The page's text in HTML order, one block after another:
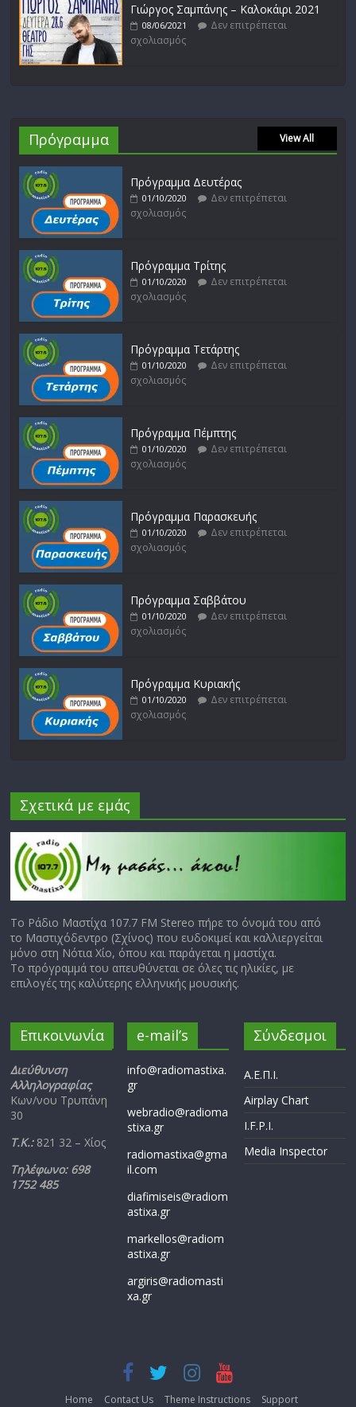
Γιώργος Σαμπάνης – Καλοκάιρι 2021
08/06/2021
Δεν επιτρέπεται
σχολιασμός
Πρόγραμμα View All
Πρόγραμμα Δευτέρας
01/10/2020
Δεν επιτρέπεται
σχολιασμός
Πρόγραμμα Τρίτης
01/10/2020
Δεν επιτρέπεται
σχολιασμός
Πρόγραμμα Τετάρτης
01/10/2020
Δεν επιτρέπεται
σχολιασμός
Πρόγραμμα Πέμπτης
01/10/2020
Δεν επιτρέπεται
σχολιασμός
Πρόγραμμα Παρασκευής
01/10/2020
Δεν επιτρέπεται
σχολιασμός
Πρόγραμμα Σαββάτου
01/10/2020
Δεν επιτρέπεται
σχολιασμός
Πρόγραμμα Κυριακής
01/10/2020
Δεν επιτρέπεται
σχολιασμός
Σχετικά με εμάς
Το Ράδιο Μαστίχα 107.7 FM Stereo πήρε το όνομά του από
το Μαστιχόδεντρο (Σχίνος) που ευδοκιμεί και καλλιεργείται
μόνο στη Νότια Χίο, όπου και παράγεται η μαστίχα.
Το πρόγραμμά του απευθύνεται σε όλες τις ηλικίες, με
επιλογές της καλύτερης ελληνικής μουσικής.
Επικοινωνία
Διεύθυνση
Αλληλογραφίας
Κων/νου Τρυπάνη
30
Τ.Κ.: 821 32 – Χίος
Τηλέφωνο: 698
1752 485
e-mail’s
info@radiomastixa.
gr
webradio@radioma
stixa.gr
radiomastixa@gma
il.com
diafimiseis@radiom
astixa.gr
markellos@radiom
astixa.gr
argiris@radiomasti
xa.gr
Σύνδεσμοι
Α.Ε.Π.Ι.
Airplay Chart
I.F.P.I.
Media Inspector
Home Contact Us Theme Instructions Support